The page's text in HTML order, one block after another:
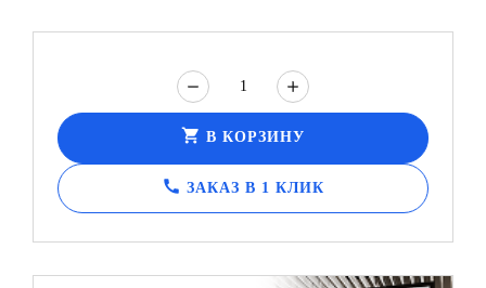
shopping_cart В КОРЗИНУ
call ЗАКАЗ В 1 КЛИК